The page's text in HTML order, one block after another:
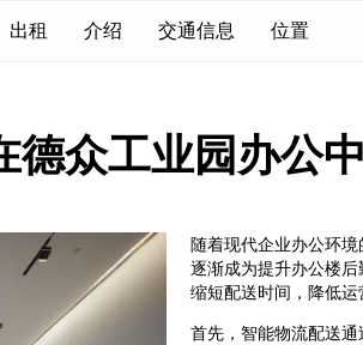
出租 介绍 交通信息 位置
德众工业园办公
随着现代企业办公环
逐渐成为提升办公楼
缩短配送时间，降低运
首先，智能物流配送